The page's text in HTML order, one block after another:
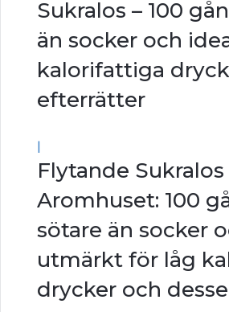
Sukralos – 100
än socker och
kalorifattiga
efterrätter
|
Flytande Sukralos
Aromhuset: 100
sötare än socker
utmärkt för låg
drycker och